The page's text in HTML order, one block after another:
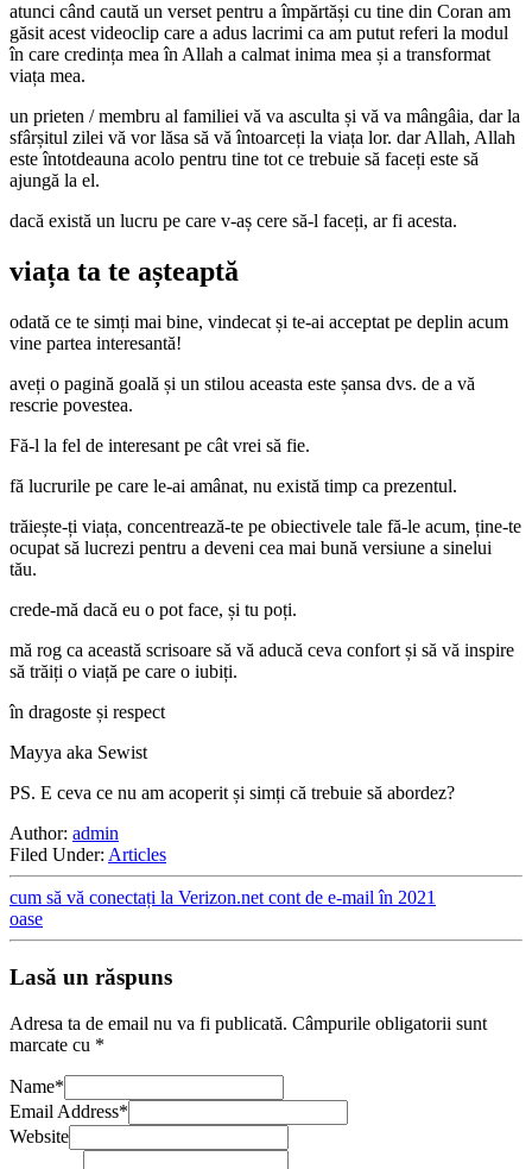
atunci când caută un verset pentru a împărtăși cu tine din Coran am
găsit acest videoclip care a adus lacrimi ca am putut referi la modul
în care credința mea în Allah a calmat inima mea și a transformat
viața mea.
un prieten / membru al familiei vă va asculta și vă va mângâia, dar la
sfârșitul zilei vă vor lăsa să vă întoarceți la viața lor. dar Allah, Allah
este întotdeauna acolo pentru tine tot ce trebuie să faceți este să
ajungă la el.
dacă există un lucru pe care v-aș cere să-l faceți, ar fi acesta.
viața ta te așteaptă
odată ce te simți mai bine, vindecat și te-ai acceptat pe deplin acum
vine partea interesantă!
aveți o pagină goală și un stilou aceasta este șansa dvs. de a vă
rescrie povestea.
Fă-l la fel de interesant pe cât vrei să fie.
fă lucrurile pe care le-ai amânat, nu există timp ca prezentul.
trăiește-ți viața, concentrează-te pe obiectivele tale fă-le acum, ține-te
ocupat să lucrezi pentru a deveni cea mai bună versiune a sinelui
tău.
crede-mă dacă eu o pot face, și tu poți.
mă rog ca această scrisoare să vă aducă ceva confort și să vă inspire
să trăiți o viață pe care o iubiți.
în dragoste și respect
Mayya aka Sewist
PS. E ceva ce nu am acoperit și simți că trebuie să abordez?
Author: admin
Filed Under: Articles
cum să vă conectați la Verizon.net cont de e-mail în 2021
oase
Lasă un răspuns
Adresa ta de email nu va fi publicată. Câmpurile obligatorii sunt
marcate cu *
Name*
Email Address*
Website